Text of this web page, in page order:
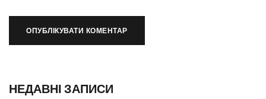
НЕДАВНІ ЗАПИСИ